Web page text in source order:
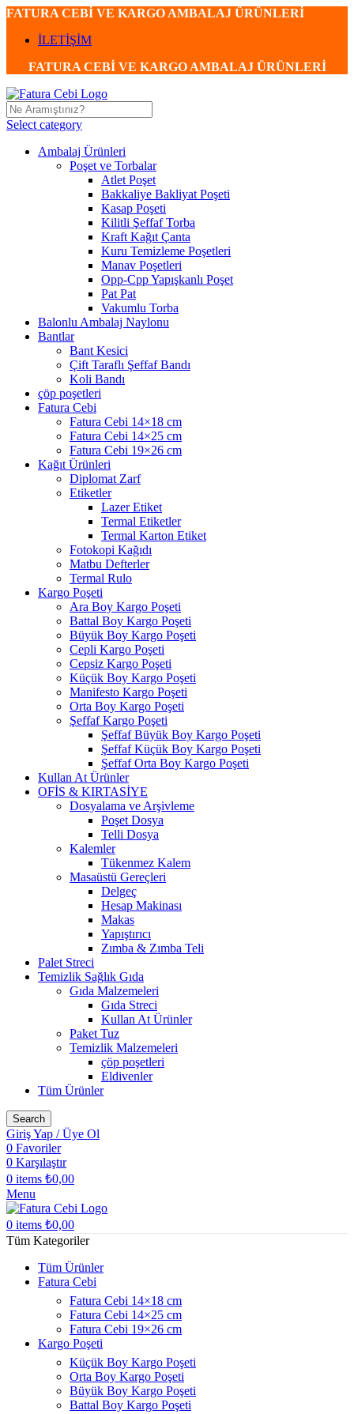
FATURA CEBİ VE KARGO AMBALAJ ÜRÜNLERİ
İLETİŞİM
FATURA CEBİ VE KARGO AMBALAJ ÜRÜNLERİ
Select category
Ambalaj Ürünleri
Poşet ve Torbalar
Atlet Poşet
Bakkaliye Bakliyat Poşeti
Kasap Poşeti
Kilitli Şeffaf Torba
Kraft Kağıt Çanta
Kuru Temizleme Poşetleri
Manav Poşetleri
Opp-Cpp Yapışkanlı Poşet
Pat Pat
Vakumlu Torba
Balonlu Ambalaj Naylonu
Bantlar
Bant Kesici
Çift Taraflı Şeffaf Bandı
Koli Bandı
çöp poşetleri
Fatura Cebi
Fatura Cebi 14×18 cm
Fatura Cebi 14×25 cm
Fatura Cebi 19×26 cm
Kağıt Ürünleri
Diplomat Zarf
Etiketler
Lazer Etiket
Termal Etiketler
Termal Karton Etiket
Fotokopi Kağıdı
Matbu Defterler
Termal Rulo
Kargo Poşeti
Ara Boy Kargo Poşeti
Battal Boy Kargo Poşeti
Büyük Boy Kargo Poşeti
Cepli Kargo Poşeti
Cepsiz Kargo Poşeti
Küçük Boy Kargo Poşeti
Manifesto Kargo Poşeti
Orta Boy Kargo Poşeti
Şeffaf Kargo Poşeti
Şeffaf Büyük Boy Kargo Poşeti
Şeffaf Küçük Boy Kargo Poşeti
Şeffaf Orta Boy Kargo Poşeti
Kullan At Ürünler
OFİS & KIRTASİYE
Dosyalama ve Arşivleme
Poşet Dosya
Telli Dosya
Kalemler
Tükenmez Kalem
Masaüstü Gereçleri
Delgeç
Hesap Makinası
Makas
Yapıştırıcı
Zımba & Zımba Teli
Palet Streci
Temizlik Sağlık Gıda
Gıda Malzemeleri
Gıda Streci
Kullan At Ürünler
Paket Tuz
Temizlik Malzemeleri
çöp poşetleri
Eldivenler
Tüm Ürünler
Search
Giriş Yap / Üye Ol
0 Favoriler
0 Karşılaştır
0 items ₺0,00
Menu
0 items ₺0,00
Tüm Kategoriler
Tüm Ürünler
Fatura Cebi
Fatura Cebi 14×18 cm
Fatura Cebi 14×25 cm
Fatura Cebi 19×26 cm
Kargo Poşeti
Küçük Boy Kargo Poşeti
Orta Boy Kargo Poşeti
Büyük Boy Kargo Poşeti
Battal Boy Kargo Poşeti